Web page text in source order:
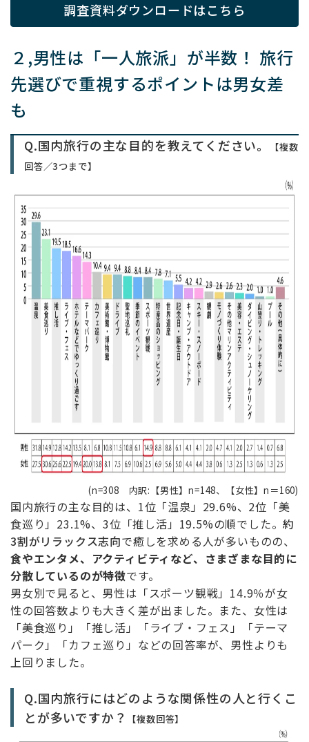
調査資料ダウンロードはこちら
２,男性は「一人旅派」が半数！ 旅行
先選びで重視するポイントは男女差
も
Q.国内旅行の主な目的を教えてください。
【複数
回答／3つまで】
(n=308 内訳:【男性】n=148、【女性】n＝160)
国内旅行の主な目的は、1位「温泉」29.6%、2位「美
食巡り」23.1%、3位「推し活」19.5%の順でした。約
3割がリラックス志向で癒しを求める人が多いものの、
食やエンタメ、アクティビティ など、さまざまな目的に
分散しているのが特徴です。
男女別で見ると、男性は「スポーツ観戦」14.9％が女
性の回答数よりも大きく差が出ました。また、女性は
「美食巡り」「推し活」「ライブ・フェス」「テーマ
パーク」「カフェ巡り」などの回答率が、男性よりも
上回りました。
Q.国内旅行にはどのような関係性の人と行くこ
とが多いですか？
【複数回答】